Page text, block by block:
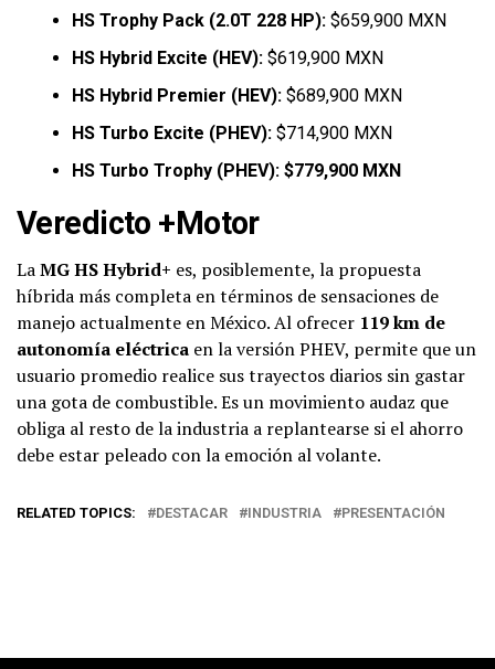
HS Trophy Pack (2.0T 228 HP): $659,900 MXN
HS Hybrid Excite (HEV): $619,900 MXN
HS Hybrid Premier (HEV): $689,900 MXN
HS Turbo Excite (PHEV): $714,900 MXN
HS Turbo Trophy (PHEV): $779,900 MXN
Veredicto +Motor
LaMG HS Hybrid+ es, posiblemente, la propuesta
híbrida más completa en términos de sensaciones de
manejo actualmente en México. Al ofrecer 119 km de
autonomía eléctrica en la versión PHEV, permite que un
usuario promedio realice sus trayectos diarios sin gastar
una gota de combustible. Es un movimiento audaz que
obliga al resto de la industria a replantearse si el ahorro
debe estar peleado con la emoción al volante.
RELATED TOPICS: DESTACAR INDUSTRIA PRESENTACIÓN